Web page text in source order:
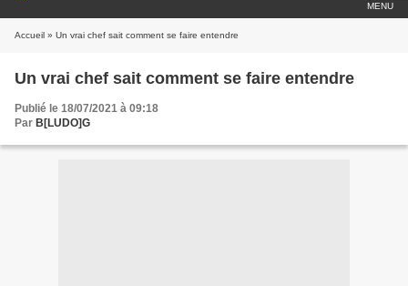
MENU
Accueil » Un vrai chef sait comment se faire entendre
Un vrai chef sait comment se faire entendre
Publié le 18/07/2021 à 09:18
Par B[LUDO]G